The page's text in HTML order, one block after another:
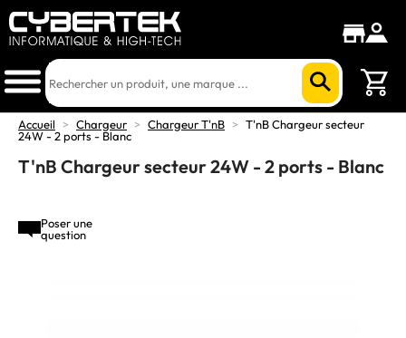
Accueil > Chargeur > Chargeur T'nB > T'nB Chargeur secteur
24W - 2 ports - Blanc
T'nB Chargeur secteur 24W - 2 ports - Blanc
Poser une
question